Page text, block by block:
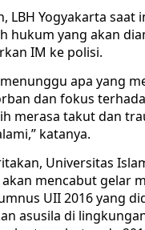
LBH Yogyakarta saat
hukum yang akan
IM ke polisi.
apa yang
dan fokus
merasa takut dan
katanya.
Universitas
mencabut gelar
UII 2016 yang
asusila di